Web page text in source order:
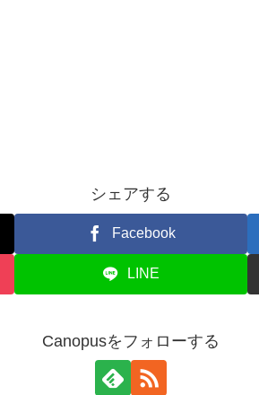
シェアする
Facebook
LINE
Canopusをフォローする